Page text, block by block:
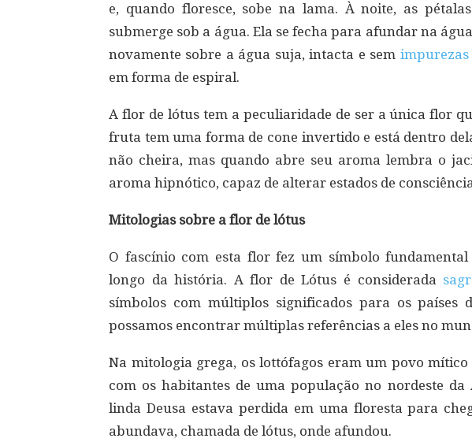
e, quando floresce, sobe na lama. À noite, as
submerge sob a água. Ela se fecha para afundar na
novamente sobre a água suja, intacta e sem impurezas
em forma de espiral.
A flor de lótus tem a peculiaridade de ser a única flor
fruta tem uma forma de cone invertido e está dentro
não cheira, mas quando abre seu aroma lembra o
aroma hipnótico, capaz de alterar estados de
Mitologias sobre a flor de lótus
O fascínio com esta flor fez um símbolo
longo da história. A flor de Lótus é considerada
símbolos com múltiplos significados para os países
possamos encontrar múltiplas referências a eles no
Na mitologia grega, os lottófagos eram um povo
com os habitantes de uma população no nordeste
linda Deusa estava perdida em uma floresta para
abundava, chamada de lótus, onde afundou.